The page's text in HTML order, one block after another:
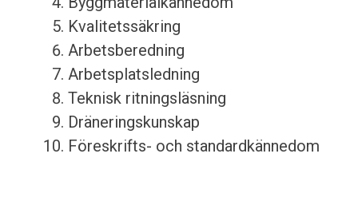
Kvalitetssäkring
Arbetsberedning
Arbetsplatsledning
Teknisk ritningsläsning
Dräneringskunskap
Föreskrifts- och standardkännedom